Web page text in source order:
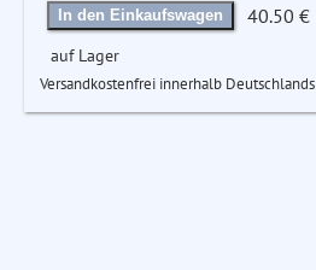
In den Einkaufswagen 40.50 €
auf Lager
Versandkostenfrei innerhalb Deutschlands